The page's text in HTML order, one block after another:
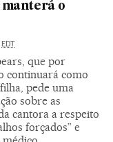
manterá o
EDT
que por
continuará como
pede uma
sobre as
cantora a respeito
forçados” e